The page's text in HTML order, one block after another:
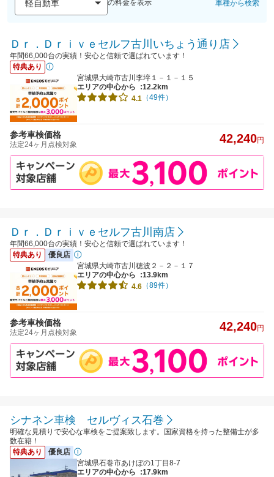
の料金を表示 車種から検索
Ｄｒ．Ｄｒｉｖｅセルフ古川いちょう通り店
年間66,000台の実績！安心と信頼で選ばれています！
特典あり
宮城県大崎市古川李埣１－１－１５
エリアの中心から
:12.2km
4.1 （49件）
参考車検価格
法定24ヶ月点検対象 42,240円
Ｄｒ．Ｄｒｉｖｅセルフ古川南店
年間66,000台の実績！安心と信頼で選ばれています！
特典あり
優良店
宮城県大崎市古川穂波２－２－１７
エリアの中心から
:13.9km
4.6 （89件）
参考車検価格
法定24ヶ月点検対象 42,240円
シナネン車検 セルヴィス石巻
明確な見積りで安心な車検をご提案致します。国家資格を持った整備士が多
数在籍！
特典あり
優良店
宮城県石巻市あけぼの1丁目8-7
エリアの中心から
:17.9km